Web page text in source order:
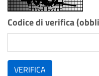
Codice di verifica
VERIFICA